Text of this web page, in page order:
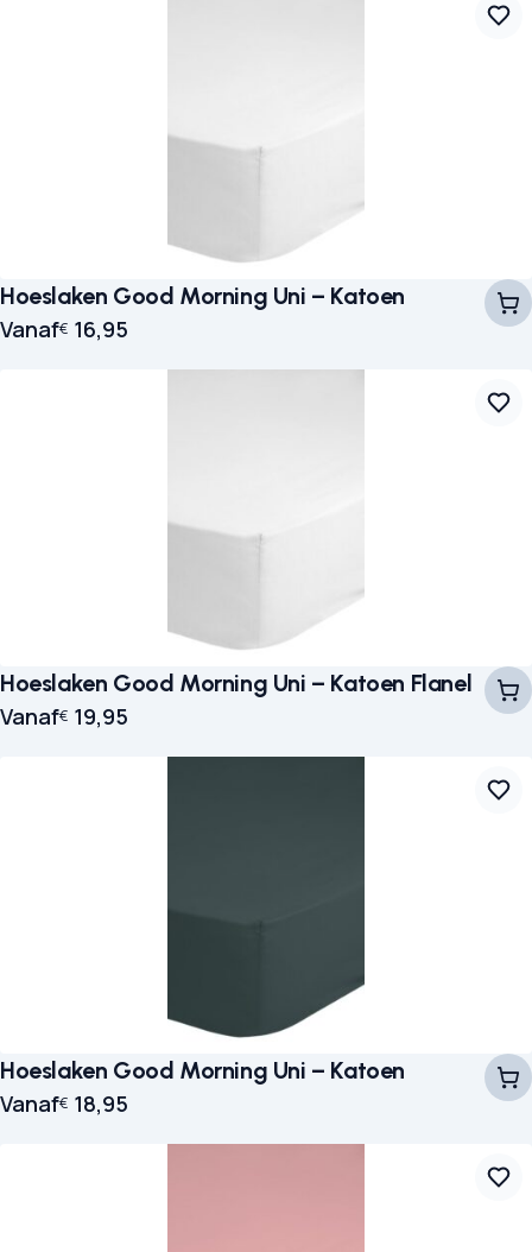
Hoeslaken Good Morning Uni – Katoen
Vanaf€ 16,95
Hoeslaken Good Morning Uni – Katoen Flanel
Vanaf€ 19,95
Hoeslaken Good Morning Uni – Katoen
Vanaf€ 18,95